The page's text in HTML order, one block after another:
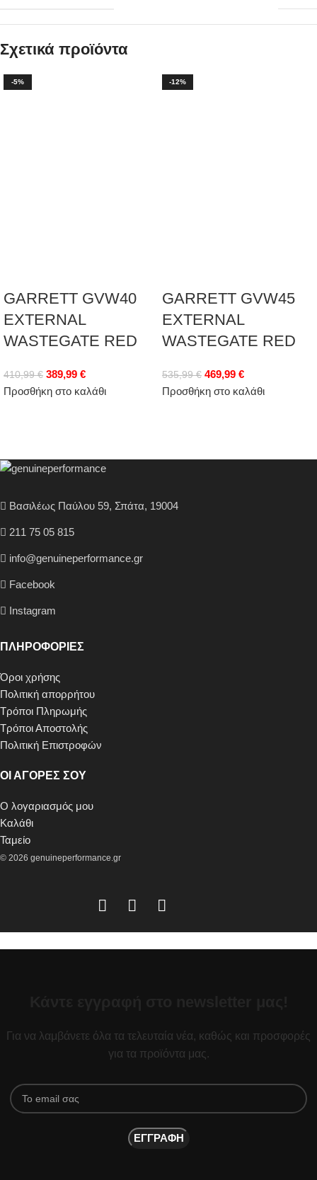
Σχετικά προϊόντα
-5%
GARRETT GVW40
EXTERNAL
WASTEGATE RED
410,99€ 389,99 €
Προσθήκη στο καλάθι
-12%
GARRETT GVW45
EXTERNAL
WASTEGATE RED
535,99€ 469,99 €
Προσθήκη στο καλάθι
Βασιλέως Παύλου 59, Σπάτα, 19004
211 75 05 815
info@genuineperformance.gr
Facebook
Instagram
ΠΛΗΡΟΦΟΡΙΕΣ
Όροι χρήσης
Πολιτική απορρήτου
Τρόποι Πληρωμής
Τρόποι Αποστολής
Πολιτική Επιστροφών
ΟΙ ΑΓΟΡΕΣ ΣΟΥ
Ο λογαριασμός μου
Καλάθι
Ταμείο
© 2026 genuineperformance.gr
Για να λαμβάνετε όλα τα τελευταία νέα, καθώς και προσφορές
για τα προϊόντα μας.